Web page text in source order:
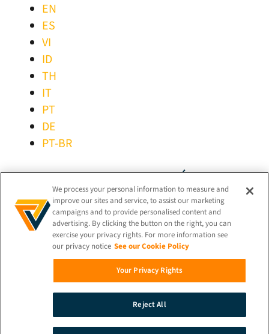
EN
ES
VI
ID
TH
IT
PT
DE
PT-BR
RESTEZ CONNECTÉ !
© 2026 iProov | Politique de confidentialité
Recherche
Démonstration
Contact
We process your personal information to measure and
improve our sites and service, to assist our marketing
campaigns and to provide personalised content and
advertising. By clicking the button on the right, you can
exercise your privacy rights. For more information see
our privacy notice See our Cookie Policy
Your Privacy Rights
Reject All